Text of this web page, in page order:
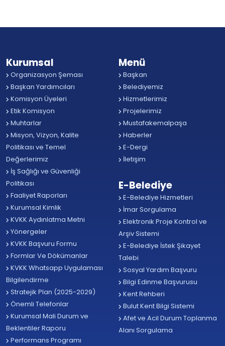
Kurumsal
Organizasyon Şeması
Başkan Yardımcıları
Komisyon Üyeleri
Etik Komisyon
Muhtarlar
Misyon, Vizyon, Kalite
Politikası ve Temel
Değerlerimiz
İş Sağlığı ve Güvenliği
Politikası
Faaliyet Raporları
Kurumsal Kimlik
KVKK Aydınlatma Metni
Yönergeler
KVKK Başvuru Formu
Formlar Ve Dökümanlar
KVKK Whatsapp Uygulaması
Bilgilendirme
Stratejik Plan (2025-2029)
Önemli Telefonlar
Kurumsal Mali Durum ve
Beklentiler Raporu
Performans Programı
Menü
Başkan
Belediyemiz
Hizmetlerimiz
Projelerimiz
Mustafakemalpaşa
Haberler
E-Dergi
İletişim
E-Belediye
E-Belediye Hizmetleri
İmar Sorgulama
Elektronik Proje Kontrol ve
Arşiv Sistemi
E-Belediye İstek Şikayet
Talebi
Sosyal Yardım Başvuru
Bilgi Edinme Başvurusu
Kent Rehberi
Bulut Kent Bilgi Sistemi
Afet ve Acil Durum Toplanma
Alanı Sorgulama